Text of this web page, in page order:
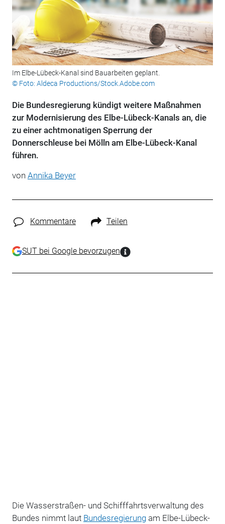
Im Elbe-Lübeck-Kanal sind Bauarbeiten geplant.
© Foto: Aldeca Productions/Stock.Adobe.com
Die Bundesregierung kündigt weitere Maßnahmen
zur Modernisierung des Elbe-Lübeck-Kanals an, die
zu einer achtmonatigen Sperrung der
Donnerschleuse bei Mölln am Elbe-Lübeck-Kanal
führen.
von Annika Beyer
Kommentare Teilen
SUT bei Google bevorzugen
Die Wasserstraßen- und Schifffahrtsverwaltung des
Bundes nimmt laut Bundesregierungam Elbe-Lübeck-